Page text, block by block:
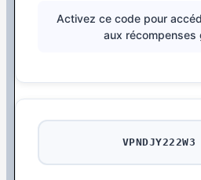
Activez ce code pour
aux récompenses
VPNDJY222W3